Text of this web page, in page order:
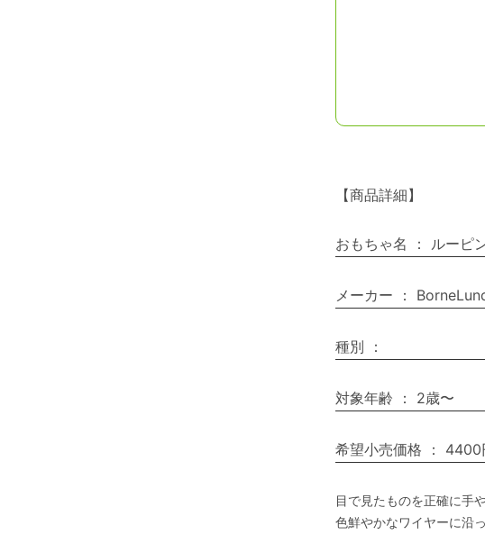
【商品詳細】
おもちゃ名 ： ルーピ
メーカー ：
種別 ：
対象年齢 ： 2歳〜
希望小売価格 ： 4400
目で見たものを正確に手
色鮮やかなワイヤーに沿